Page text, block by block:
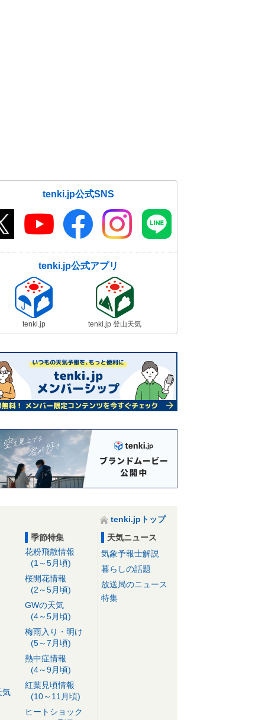
tenki.jp公式SNS
tenki.jp公式アプリ
tenki.jp tenki.jp 登山天気
tenki.jpトップ
気
季節特集
花粉飛散情報
(1～5月頃)
桜開花情報
(2～5月頃)
GWの天気
(4～5月頃)
梅雨入り・明け
(5～7月頃)
熱中症情報
(4～9月頃)
紅葉見頃情報
(10～11月頃)
ヒートショック
天気ニュース
気象予報士解説
暮らしの話題
放送局のニュース
特集